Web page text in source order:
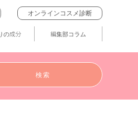
オンラインコスメ診断
の成分 編集部コラム